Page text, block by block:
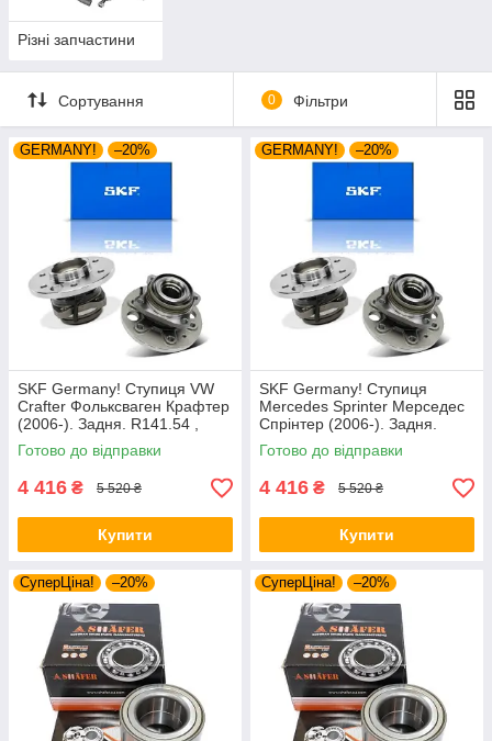
Різні запчастини
Сортування 0 Фільтри
GERMANY! –20%
SKF Germany! Ступиця VW
Crafter Фольксваген Крафтер
(2006-). Задня. R141.54 ,
VKBA6748
Готово до відправки
4 416 ₴ 5 520 ₴
Купити
GERMANY! –20%
SKF Germany! Ступиця
Mercedes Sprinter Мерседес
Спрінтер (2006-). Задня.
R141.54 , VKBA6748
Готово до відправки
4 416 ₴ 5 520 ₴
Купити
СуперЦіна! –20% СуперЦіна! –20%